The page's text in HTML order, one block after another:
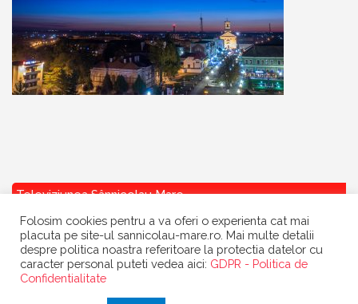
Televiziunea Sânnicolau Mare
Primaria Sannicolau Mare
Folosim cookies pentru a va oferi o experienta cat mai
placuta pe site-ul sannicolau-mare.ro. Mai multe detalii
despre politica noastra referitoare la protectia datelor cu
caracter personal puteti vedea aici: GDPR - Politica de
Confidentialitate